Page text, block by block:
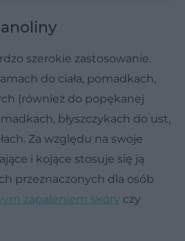
szerokie zastosowanie.
do ciała, pomadkach,
(również do popękanej
błyszczykach do ust,
Za względu na swoje
i kojące stosuje się ją
przeznaczonych dla osób
zapaleniem skóry czy